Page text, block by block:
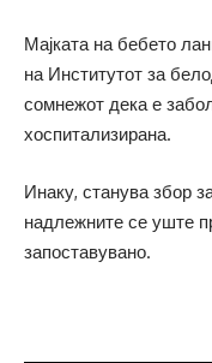
Мајката на бебето
на Институтот за
сомнежот дека е
хоспитализирана.
Инаку, станува збор
надлежните се уште
запоставувано.